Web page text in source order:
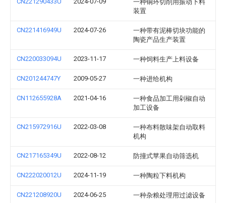
一种铜环切削用振动下料
装置
CN221416949U 2024-07-26
一种带有泥棒切块功能的
陶瓷产品生产装置
CN220033094U 2023-11-17 一种饲料生产上料设备
CN201244747Y 2009-05-27 一种进给机构
CN112655928A 2021-04-16
一种食品加工用剁椒自动
加工设备
CN215972916U 2022-03-08
一种布料散味架自动取料
机构
CN217165349U 2022-08-12 防撞式苹果自动筛选机
CN222020012U 2024-11-19 一种陶粒下料机构
CN221208920U 2024-06-25 一种杂粮处理用过滤设备